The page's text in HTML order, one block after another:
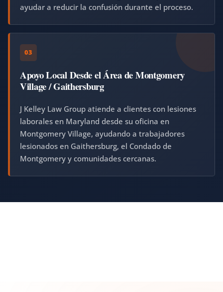
ayudar a reducir la confusión durante el proceso.
03
Apoyo Local Desde el Área de Montgomery
Village / Gaithersburg
J Kelley Law Group atiende a clientes con lesiones
laborales en Maryland desde su oficina en
Montgomery Village, ayudando a trabajadores
lesionados en Gaithersburg, el Condado de
Montgomery y comunidades cercanas.